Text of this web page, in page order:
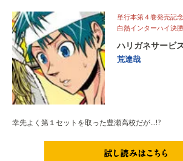
単行本第４巻発売記
白熱インターハイ決
ハリガネサービ
荒達哉
幸先よく第１セットを取った豊瀬高校だが…!?